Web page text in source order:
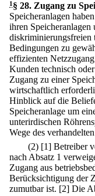
1§ 28. Zugang zu
Speicheranlagen
ihren Speicheranlagen
diskriminierungsfreien
Bedingungen zu
effizienten
Kunden technisch
Zugang zu einer
wirtschaftlich
Hinblick auf die
Speicheranlage um
unterirdischen
Wege des
(2) [1] Betreiber
nach Absatz 1
Zugang aus
Berücksichtigung der
zumutbar ist. [2] Die